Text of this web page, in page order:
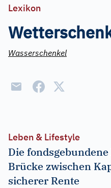
Lexikon
Wasserschenkel
Leben & Lifestyle
Die
Brücke zwischen
sicherer Rente